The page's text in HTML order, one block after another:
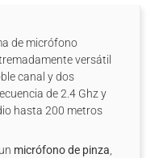
de micrófono
versátil
canal y dos
de 2.4 Ghz y
hasta 200 metros
micrófono de pinza